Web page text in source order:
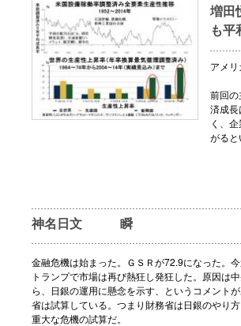
増田
も
アメ
前回
済成
く、
がる
神名日文 瞬
金融危機は始まった。ＧＳＲが72.9になった。
トランプで市場は再び熱狂し発狂した。原因は
ら、日銀の運用に懸念を示す、というコメント
省は試算している。つまり財務省は日銀のやり
重大な危機の試算だ。